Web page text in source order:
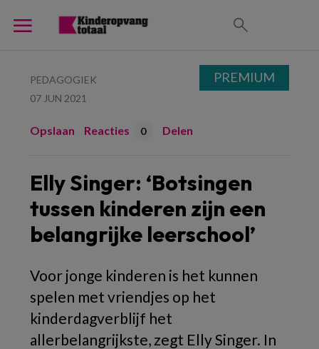
PEDAGOGIEK
07 JUN 2021
Opslaan Reacties 0 Delen
Elly Singer: ‘Botsingen
tussen kinderen zijn een
belangrijke leerschool’
Voor jonge kinderen is het kunnen
spelen met vriendjes op het
kinderdagverblijf het
allerbelangrijkste, zegt Elly Singer. In
PREMIUM